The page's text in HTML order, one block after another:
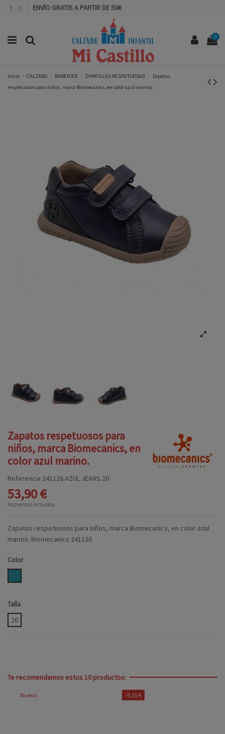
ENVÍO GRATIS A PARTIR DE 50€
0
Inicio CALZADO BAREFOOT ZAPATILLAS RESPETUOSAS
Zapatos
respetuosos para niños, marca Biomecanics, en color azul marino.
Zapatos respetuosos para
niños, marca Biomecanics, en
color azul marino.
Referencia 241126.AZUL JEANS.20
53,90 €
Impuestos incluidos
Zapatos respetuosos para niños, marca Biomecanics, en color azul
marino. Biomecanics 241126
Color
Talla
20
Te recomendamos estos 10 productos:
Nuevo -9,15 €